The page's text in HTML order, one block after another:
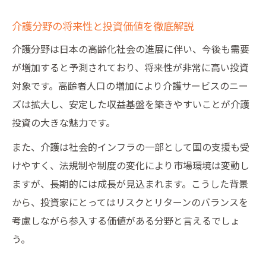
介護分野の将来性と投資価値を徹底解説
介護分野は日本の高齢化社会の進展に伴い、今後も需要
が増加すると予測されており、将来性が非常に高い投資
対象です。高齢者人口の増加により介護サービスのニー
ズは拡大し、安定した収益基盤を築きやすいことが介護
投資の大きな魅力です。
また、介護は社会的インフラの一部として国の支援も受
けやすく、法規制や制度の変化により市場環境は変動し
ますが、長期的には成長が見込まれます。こうした背景
から、投資家にとってはリスクとリターンのバランスを
考慮しながら参入する価値がある分野と言えるでしょ
う。